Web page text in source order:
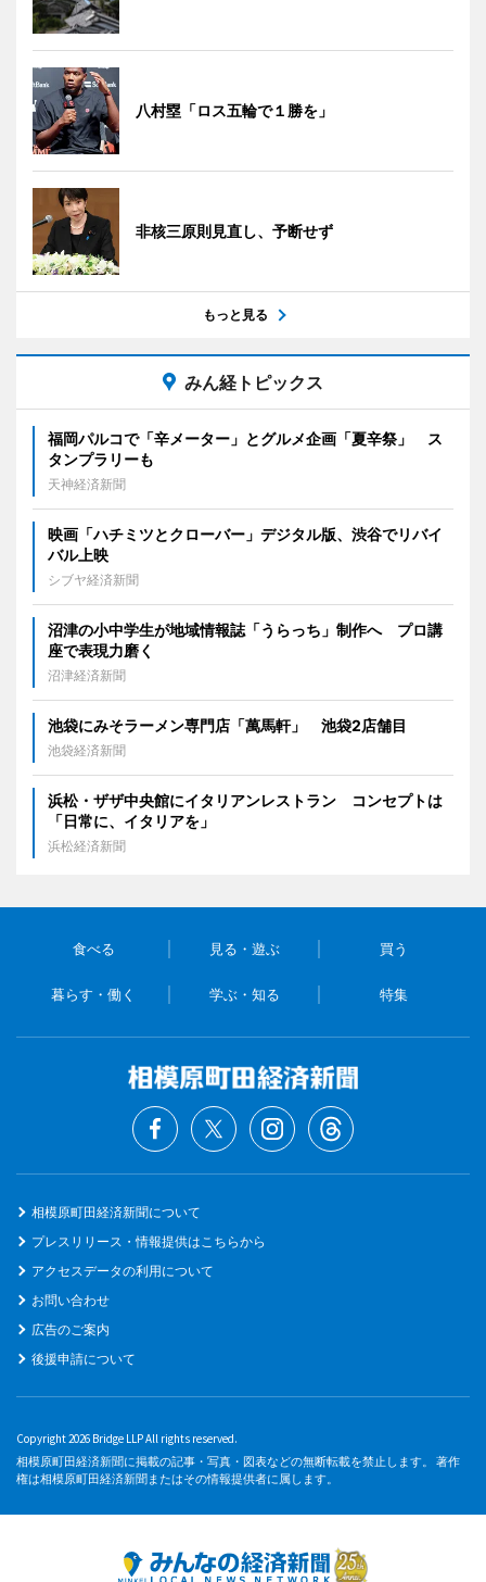
八村塁「ロス五輪で１勝を」
非核三原則見直し、予断せず
もっと見る
みん経トピックス
福岡パルコで「辛メーター」とグルメ企画「夏辛祭」 ス
タンプラリーも
天神経済新聞
映画「ハチミツとクローバー」デジタル版、渋谷でリバイ
バル上映
シブヤ経済新聞
沼津の小中学生が地域情報誌「うらっち」制作へ プロ講
座で表現力磨く
沼津経済新聞
池袋にみそラーメン専門店「萬馬軒」 池袋2店舗目
池袋経済新聞
浜松・ザザ中央館にイタリアンレストラン コンセプトは
「日常に、イタリアを」
浜松経済新聞
食べる 見る・遊ぶ 買う
暮らす・働く 学ぶ・知る 特集
相模原町田経済新聞について
プレスリリース・情報提供はこちらから
アクセスデータの利用について
お問い合わせ
広告のご案内
後援申請について
Copyright 2026 Bridge LLP All rights reserved.
相模原町田経済新聞に掲載の記事・写真・図表などの無断転載を禁止します。 著作
権は相模原町田経済新聞またはその情報提供者に属します。